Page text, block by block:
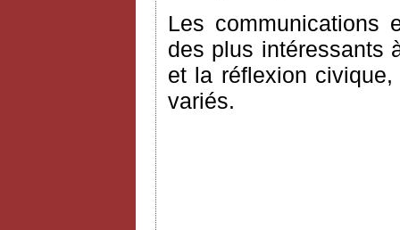
Les communications
des plus intéressants
et la réflexion
variés.